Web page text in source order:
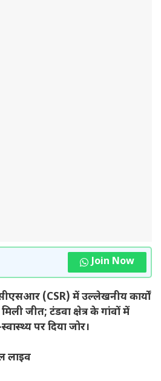
Join Now
(CSR) में उल्लेखनीय कार्यों
जीत; टंडवा क्षेत्र के गांवों में
पर दिया जोर।
लाइव